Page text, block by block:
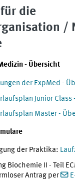
die
/
- Übersicht
der ExpMed -
Junior Class
Master -
der Praktika:
Biochemie II - Teil
Antrag per